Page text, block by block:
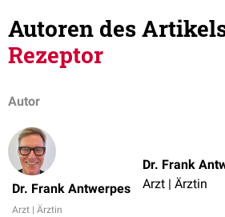
Autoren des
Rezeptor
Autor
Dr. Frank Antwerpes
Arzt | Ärztin
Dr. Frank
Arzt | Ärztin